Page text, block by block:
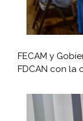
FECAM y
FDCAN con la